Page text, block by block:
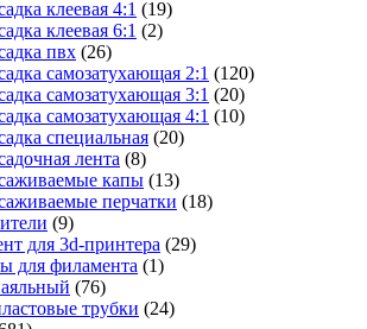
клеевая 4:1 (19)
клеевая 6:1 (2)
пвх (26)
самозатухающая 2:1 (120)
самозатухающая 3:1 (20)
самозатухающая 4:1 (10)
специальная (20)
лента (8)
капы (13)
перчатки (18)
(9)
для 3d-принтера (29)
для филамента (1)
(76)
трубки (24)